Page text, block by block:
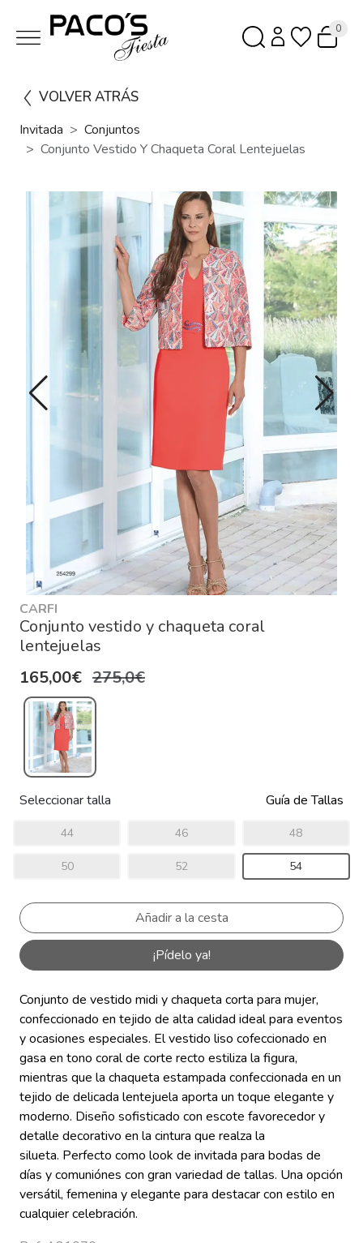
0
VOLVER ATRÁS
Invitada
Conjuntos
Conjunto Vestido Y Chaqueta Coral Lentejuelas
CARFI
Conjunto vestido y chaqueta coral
lentejuelas
165,00€ 275,0€
Seleccionar talla Guía de Tallas
44 46 48
50 52 54
¡Pídelo ya!
Conjunto de vestido midi y chaqueta corta para mujer,
confeccionado en tejido de alta calidad ideal para eventos
y ocasiones especiales. El vestido liso cofeccionado en
gasa en tono coral de corte recto estiliza la figura,
mientras que la chaqueta estampada confeccionada en un
tejido de delicada lentejuela aporta un toque elegante y
moderno. Diseño sofisticado con escote favorecedor y
detalle decorativo en la cintura que realza la
silueta. Perfecto como look de invitada para bodas de
días y comuniónes con gran variedad de tallas. Una opción
versátil, femenina y elegante para destacar con estilo en
cualquier celebración.